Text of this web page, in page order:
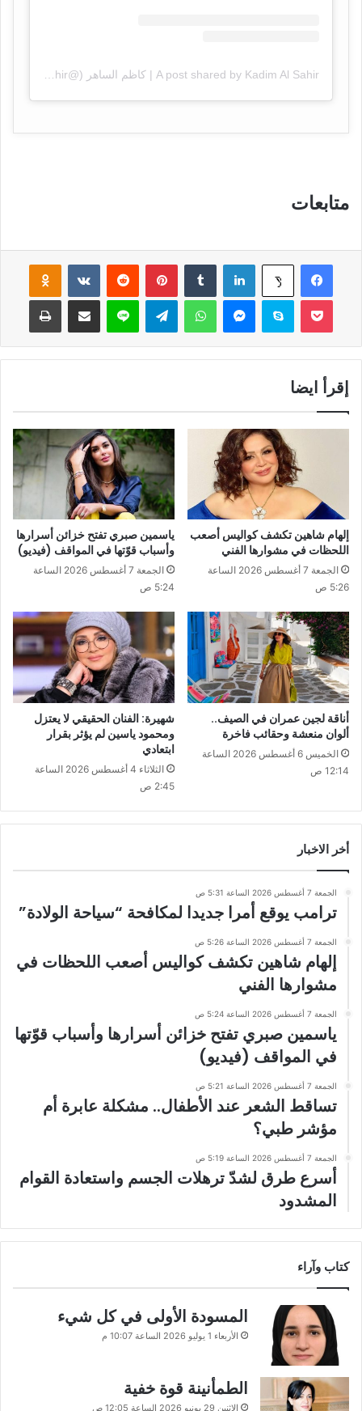
متابعات
فيسبوك ‫X لينكدإن بينتيريست
سكايب واتساب لاين
إقرأ ايضا
إلهام شاهين تكشف كواليس أصعب
اللحظات في مشوارها الفني
الجمعة 7 أغسطس 2026 الساعة
5:26 ص
ياسمين صبري تفتح خزائن أسرارها
وأسباب قوّتها في المواقف (فيديو)
الجمعة 7 أغسطس 2026 الساعة
5:24 ص
أناقة لجين عمران في الصيف..
ألوان منعشة وحقائب فاخرة
الخميس 6 أغسطس 2026 الساعة
12:14 ص
شهيرة: الفنان الحقيقي لا يعتزل
ومحمود ياسين لم يؤثر بقرار
ابتعادي
الثلاثاء 4 أغسطس 2026 الساعة
2:45 ص
أخر الاخبار
الجمعة 7 أغسطس 2026 الساعة 5:31 ص
ترامب يوقع أمرا جديدا لمكافحة “سياحة الولادة”
الجمعة 7 أغسطس 2026 الساعة 5:26 ص
إلهام شاهين تكشف كواليس أصعب اللحظات في
مشوارها الفني
الجمعة 7 أغسطس 2026 الساعة 5:24 ص
ياسمين صبري تفتح خزائن أسرارها وأسباب قوّتها
في المواقف (فيديو)
الجمعة 7 أغسطس 2026 الساعة 5:21 ص
تساقط الشعر عند الأطفال.. مشكلة عابرة أم
مؤشر طبي؟
الجمعة 7 أغسطس 2026 الساعة 5:19 ص
أسرع طرق لشدّ ترهلات الجسم واستعادة القوام
المشدود
كتاب وآراء
المسودة الأولى في كل شيء
الأربعاء 1 يوليو 2026 الساعة 10:07 م
الطمأنينة قوة خفية
الإثنين 29 يونيو 2026 الساعة 12:05 ص